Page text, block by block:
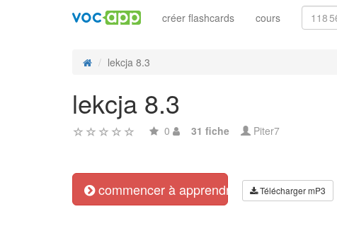
créer flashcards cours
lekcja 8.3
lekcja 8.3
0 31 fiche Piter7
commencer à apprendre Télécharger mP3